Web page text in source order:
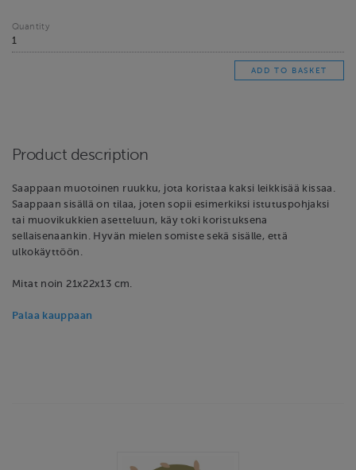
Quantity
Product description
Saappaan muotoinen ruukku, jota koristaa kaksi leikkisää kissaa.
Saappaan sisällä on tilaa, joten sopii esimerkiksi istutuspohjaksi
tai muovikukkien asetteluun, käy toki koristuksena
sellaisenaankin. Hyvän mielen somiste sekä sisälle, että
ulkokäyttöön.
Mitat noin 21x22x13 cm.
Palaa kauppaan